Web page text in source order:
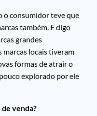
o consumidor teve que
também. E digo
grandes
marcas locais tiveram
formas de atrair o
explorado por ele
de venda?